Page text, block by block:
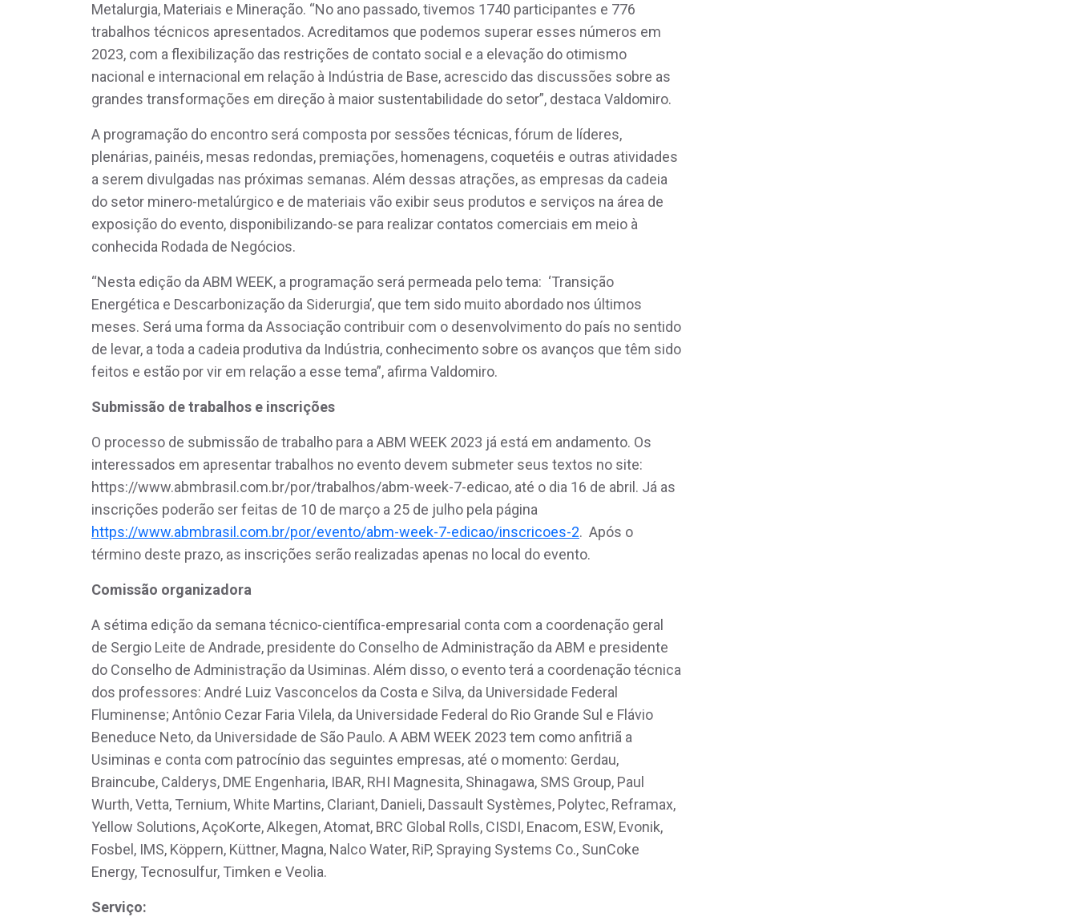
Metalurgia, Materiais e Mineração. “No ano passado, tivemos 1740 participantes e 776
trabalhos técnicos apresentados. Acreditamos que podemos superar esses números em
2023, com a flexibilização das restrições de contato social e a elevação do otimismo
nacional e internacional em relação à Indústria de Base, acrescido das discussões sobre as
grandes transformações em direção à maior sustentabilidade do setor”, destaca Valdomiro.
A programação do encontro será composta por sessões técnicas, fórum de líderes,
plenárias, painéis, mesas redondas, premiações, homenagens, coquetéis e outras atividades
a serem divulgadas nas próximas semanas. Além dessas atrações, as empresas da cadeia
do setor minero-metalúrgico e de materiais vão exibir seus produtos e serviços na área de
exposição do evento, disponibilizando-se para realizar contatos comerciais em meio à
conhecida Rodada de Negócios.
“Nesta edição da ABM WEEK, a programação será permeada pelo tema: ‘Transição
Energética e Descarbonização da Siderurgia’, que tem sido muito abordado nos últimos
meses. Será uma forma da Associação contribuir com o desenvolvimento do país no sentido
de levar, a toda a cadeia produtiva da Indústria, conhecimento sobre os avanços que têm sido
feitos e estão por vir em relação a esse tema”, afirma Valdomiro.
Submissão de trabalhos e inscrições
O processo de submissão de trabalho para a ABM WEEK 2023 já está em andamento. Os
interessados em apresentar trabalhos no evento devem submeter seus textos no site:
https://www.abmbrasil.com.br/por/trabalhos/abm-week-7-edicao, até o dia 16 de abril. Já as
inscrições poderão ser feitas de 10 de março a 25 de julho pela página
https://www.abmbrasil.com.br/por/evento/abm-week-7-edicao/inscricoes-2. Após o
término deste prazo, as inscrições serão realizadas apenas no local do evento.
Comissão organizadora
A sétima edição da semana técnico-científica-empresarial conta com a coordenação geral
de Sergio Leite de Andrade, presidente do Conselho de Administração da ABM e presidente
do Conselho de Administração da Usiminas. Além disso, o evento terá a coordenação técnica
dos professores: André Luiz Vasconcelos da Costa e Silva, da Universidade Federal
Fluminense; Antônio Cezar Faria Vilela, da Universidade Federal do Rio Grande Sul e Flávio
Beneduce Neto, da Universidade de São Paulo. A ABM WEEK 2023 tem como anfitriã a
Usiminas e conta com patrocínio das seguintes empresas, até o momento: Gerdau,
Braincube, Calderys, DME Engenharia, IBAR, RHI Magnesita, Shinagawa, SMS Group, Paul
Wurth, Vetta, Ternium, White Martins, Clariant, Danieli, Dassault Systèmes, Polytec, Reframax,
Yellow Solutions, AçoKorte, Alkegen, Atomat, BRC Global Rolls, CISDI, Enacom, ESW, Evonik,
Fosbel, IMS, Köppern, Küttner, Magna, Nalco Water, RiP, Spraying Systems Co., SunCoke
Energy, Tecnosulfur, Timken e Veolia.
Serviço: